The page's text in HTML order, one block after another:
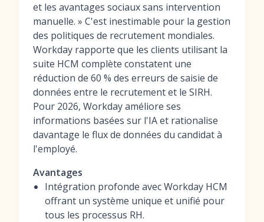
et les avantages sociaux sans intervention
manuelle. » C'est inestimable pour la gestion
des politiques de recrutement mondiales.
Workday rapporte que les clients utilisant la
suite HCM complète constatent une
réduction de 60 % des erreurs de saisie de
données entre le recrutement et le SIRH.
Pour 2026, Workday améliore ses
informations basées sur l'IA et rationalise
davantage le flux de données du candidat à
l'employé.
Avantages
Intégration profonde avec Workday HCM
offrant un système unique et unifié pour
tous les processus RH.